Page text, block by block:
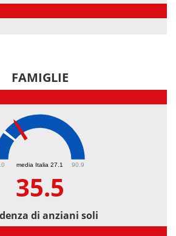
FAMIGLIE
media Italia 27.1 90.9
35.5
di anziani soli